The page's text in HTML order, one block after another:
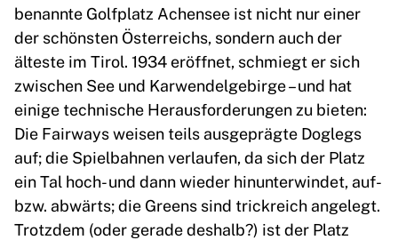
benannte Golfplatz Achensee ist nicht nur einer
der schönsten Österreichs, sondern auch der
älteste im Tirol. 1934 eröffnet, schmiegt er sich
zwischen See und Karwendelgebirge – und hat
einige technische Herausforderungen zu bieten:
Die Fairways weisen teils ausgeprägte Doglegs
auf; die Spielbahnen verlaufen, da sich der Platz
ein Tal hoch- und dann wieder hinunterwindet, auf-
bzw. abwärts; die Greens sind trickreich angelegt.
Trotzdem (oder gerade deshalb?) ist der Platz